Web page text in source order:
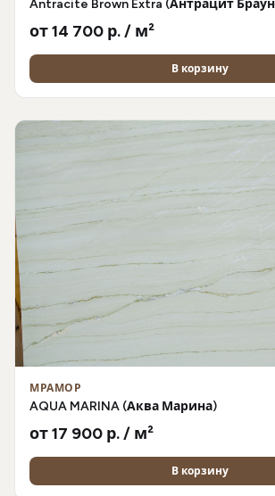
Antracite Brown Extra (Антрацит
от 14 700 р. / м²
В корзину
МРАМОР
AQUA MARINA (Аква Марина)
от 17 900 р. / м²
В корзину